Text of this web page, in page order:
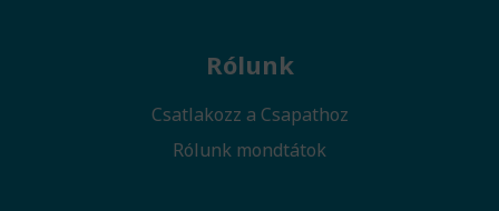
Rólunk
Csatlakozz a Csapathoz
Rólunk mondtátok